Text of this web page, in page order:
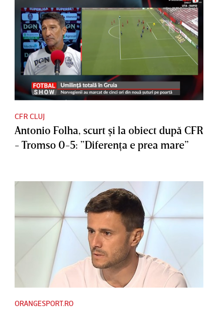
CFR CLUJ
Antonio Folha, scurt şi la obiect după CFR
- Tromso 0-5: ”Diferenţa e prea mare”
ORANGESPORT.RO